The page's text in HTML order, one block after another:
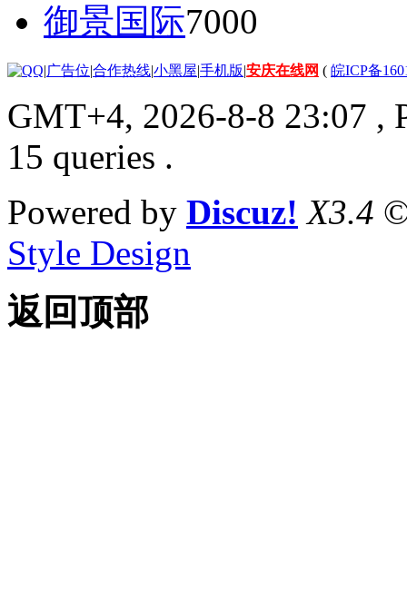
御景国际7000
|广告位|合作热线|小黑屋|手机版|安庆在线网 ( 皖ICP备
GMT+4, 2026-8-8 23:07 ,
15 queries .
Powered by Discuz! X3.4
Style Design
返回顶部